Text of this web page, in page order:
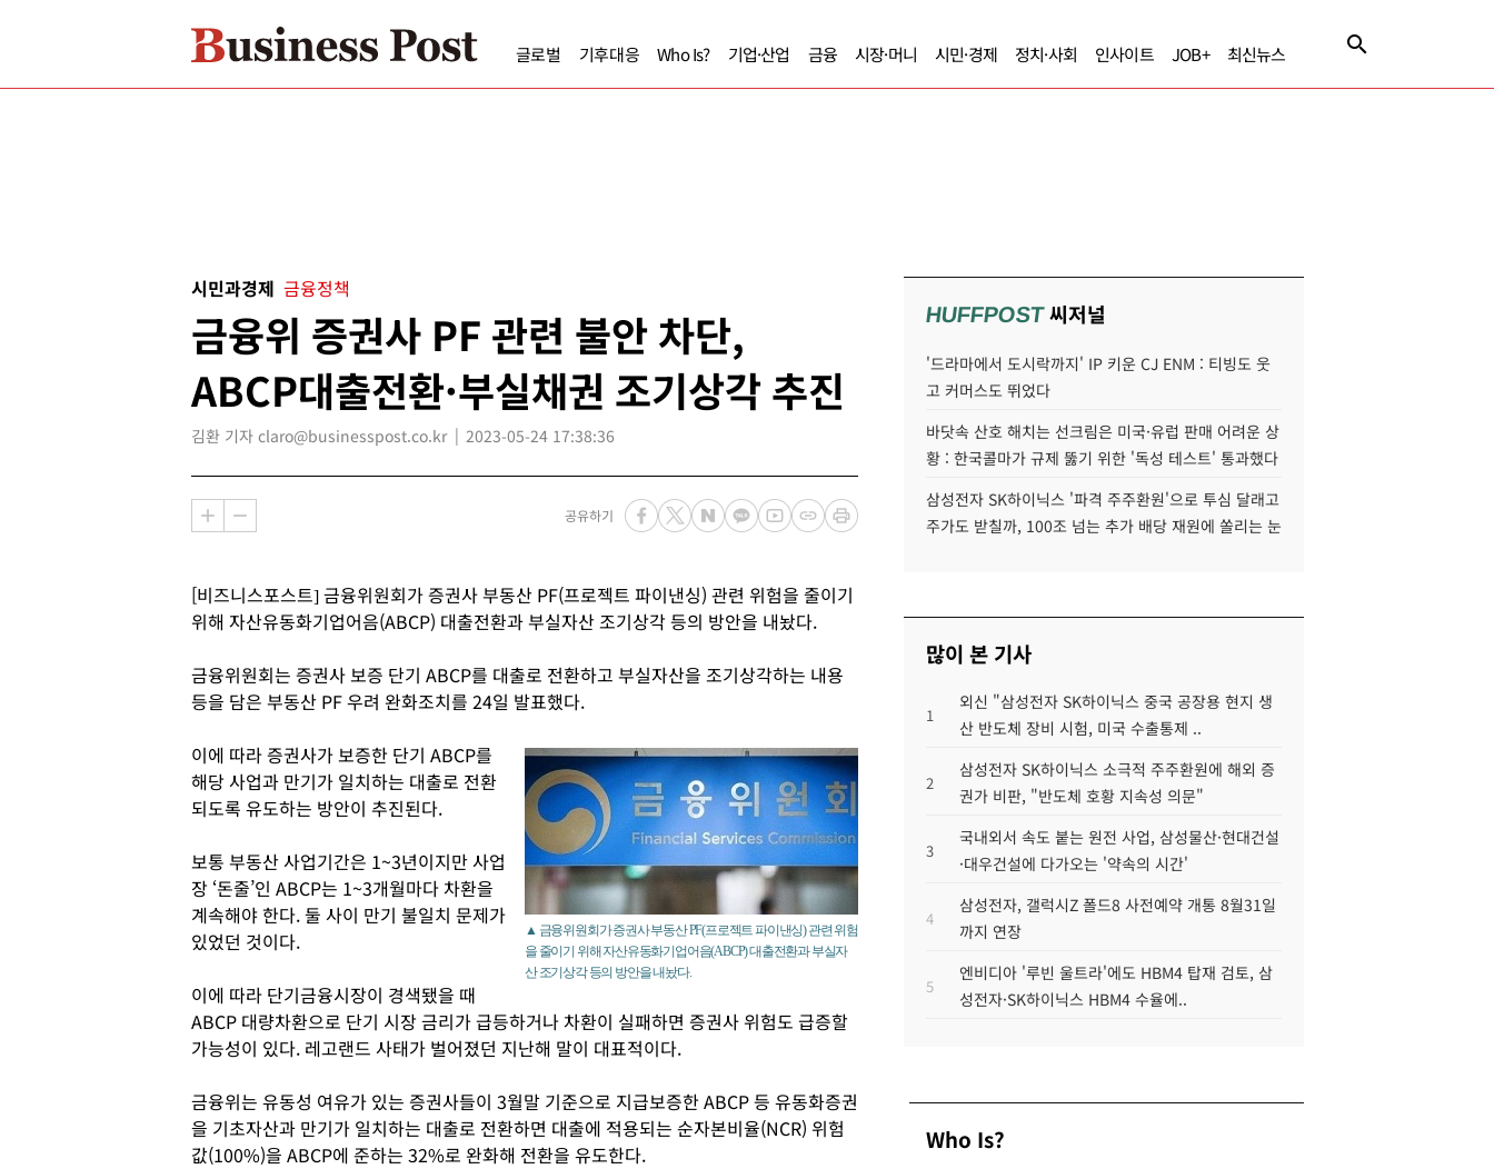
글로벌 기후대응 Who Is? 기업·산업 금융 시장·머니 시민·경제 정치·사회 인사이트 JOB+ 최신뉴스
시민과경제 금융정책
금융위 증권사 PF 관련 불안 차단,
ABCP대출전환·부실채권 조기상각 추진
김환 기자 claro@businesspost.co.kr 2023-05-24 17:38:36
공유하기
[비즈니스포스트] 금융위원회가 증권사 부동산 PF(프로젝트 파이낸싱) 관련 위험을 줄이기
위해 자산유동화기업어음(ABCP) 대출전환과 부실자산 조기상각 등의 방안을 내놨다.
금융위원회는 증권사 보증 단기 ABCP를 대출로 전환하고 부실자산을 조기상각하는 내용
등을 담은 부동산 PF 우려 완화조치를 24일 발표했다.
▲ 금융위원회가 증권사 부동산 PF(프로젝트 파이낸싱) 관련 위험
을 줄이기 위해 자산유동화기업어음(ABCP) 대출전환과 부실자
산 조기상각 등의 방안을 내놨다.
이에 따라 증권사가 보증한 단기 ABCP를
해당 사업과 만기가 일치하는 대출로 전환
되도록 유도하는 방안이 추진된다.
보통 부동산 사업기간은 1~3년이지만 사업
장 ‘돈줄’인 ABCP는 1~3개월마다 차환을
계속해야 한다. 둘 사이 만기 불일치 문제가
있었던 것이다.
이에 따라 단기금융시장이 경색됐을 때
ABCP 대량차환으로 단기 시장 금리가 급등하거나 차환이 실패하면 증권사 위험도 급증할
가능성이 있다. 레고랜드 사태가 벌어졌던 지난해 말이 대표적이다.
금융위는 유동성 여유가 있는 증권사들이 3월말 기준으로 지급보증한 ABCP 등 유동화증권
을 기초자산과 만기가 일치하는 대출로 전환하면 대출에 적용되는 순자본비율(NCR) 위험
값(100%)을 ABCP에 준하는 32%로 완화해 전환을 유도한다.
HUFFPOST씨저널
'드라마에서 도시락까지' IP 키운 CJ ENM : 티빙도 웃
고 커머스도 뛰었다
바닷속 산호 해치는 선크림은 미국·유럽 판매 어려운 상
황 : 한국콜마가 규제 뚫기 위한 '독성 테스트' 통과했다
삼성전자 SK하이닉스 '파격 주주환원'으로 투심 달래고
주가도 받칠까, 100조 넘는 추가 배당 재원에 쏠리는 눈
많이 본 기사
1
외신 "삼성전자 SK하이닉스 중국 공장용 현지 생
산 반도체 장비 시험, 미국 수출통제 ..
2
삼성전자 SK하이닉스 소극적 주주환원에 해외 증
권가 비판, "반도체 호황 지속성 의문"
3
국내외서 속도 붙는 원전 사업, 삼성물산·현대건설
·대우건설에 다가오는 '약속의 시간'
4
삼성전자, 갤럭시Z 폴드8 사전예약 개통 8월31일
까지 연장
5
엔비디아 '루빈 울트라'에도 HBM4 탑재 검토, 삼
성전자·SK하이닉스 HBM4 수율에..
Who Is?